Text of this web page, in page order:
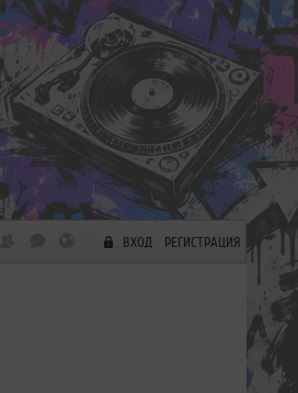
ВХОД РЕГИСТРАЦИЯ